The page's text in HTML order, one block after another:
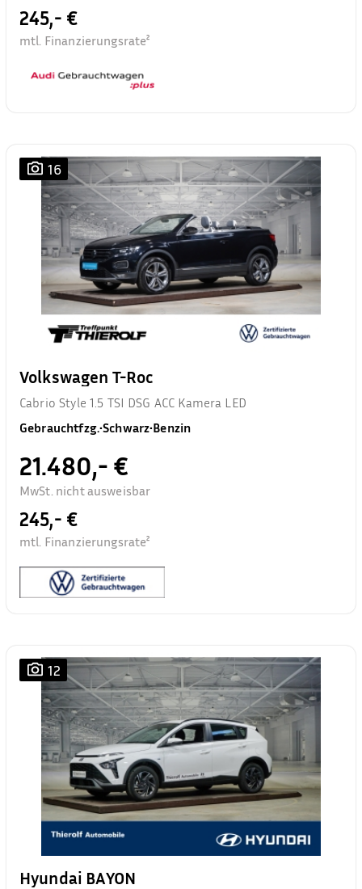
245,- €
mtl. Finanzierungsrate²
16
Volkswagen T-Roc
Cabrio Style 1.5 TSI DSG ACC Kamera LED
Gebrauchtfzg.•Schwarz•Benzin
21.480,- €
MwSt. nicht ausweisbar
245,- €
mtl. Finanzierungsrate²
12
Hyundai BAYON